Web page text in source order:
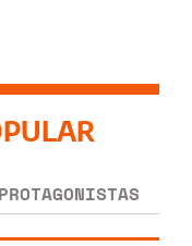
PROTAGONISTAS